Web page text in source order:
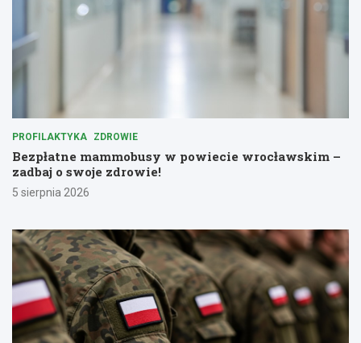
PROFILAKTYKA ZDROWIE
Bezpłatne mammobusy w powiecie wrocławskim –
zadbaj o swoje zdrowie!
5 sierpnia 2026